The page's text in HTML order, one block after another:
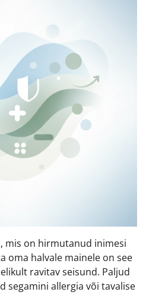
mis on hirmutanud inimesi
oma halvale mainele on see
ravitav seisund. Paljud
segamini allergia või tavalise